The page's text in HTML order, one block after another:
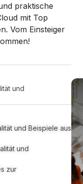
praktische
mit Top
Vom Einsteiger
und
und Beispiele aus
und
zur